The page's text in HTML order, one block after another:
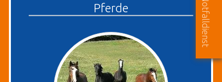
Pferde